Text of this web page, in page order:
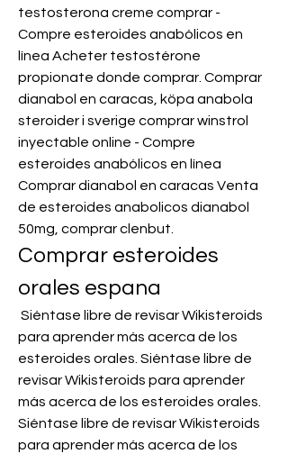
testosterona creme comprar -
Compre esteroides anabólicos en
línea Acheter testostérone
propionate donde comprar. Comprar
dianabol en caracas, köpa anabola
steroider i sverige comprar winstrol
inyectable online - Compre
esteroides anabólicos en línea
Comprar dianabol en caracas Venta
de esteroides anabolicos dianabol
50mg, comprar clenbut.
Comprar esteroides
orales espana
para aprender más acerca de los
esteroides orales. Siéntase libre de
revisar Wikisteroids para aprender
más acerca de los esteroides orales.
Siéntase libre de revisar Wikisteroids
para aprender más acerca de los